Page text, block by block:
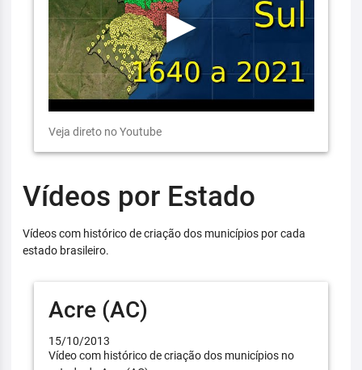
Veja direto no Youtube
Vídeos por Estado
Vídeos com histórico de criação dos municípios por cada
estado brasileiro.
Acre (AC)
15/10/2013
Vídeo com histórico de criação dos municípios no